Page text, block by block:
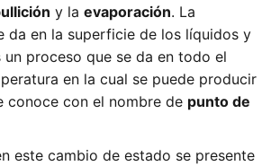
y la evaporación. La
da en la superficie de los líquidos y
un proceso que se da en todo el
en la cual se puede producir
conoce con el nombre de punto de
este cambio de estado se presente